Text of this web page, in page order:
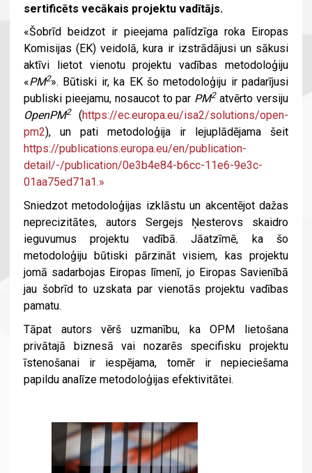
sertificēts vecākais projektu vadītājs.
«Šobrīd beidzot ir pieejama palīdzīga roka Eiropas
Komisijas (EK) veidolā, kura ir izstrādājusi un sākusi
aktīvi lietot vienotu projektu vadības metodoloģiju
«PM2». Būtiski ir, ka EK šo metodoloģiju ir padarījusi
publiski pieejamu, nosaucot to par PM2atvērto versiju
OpenPM2(https://ec.europa.eu/isa2/solutions/open-
pm2), un pati metodoloģija ir lejuplādējama šeit
https://publications.europa.eu/en/publication-
detail/-/publication/0e3b4e84-b6cc-11e6-9e3c-
01aa75ed71a1.»
Sniedzot metodoloģijas izklāstu un akcentējot dažas
neprecizitātes, autors Sergejs Ņesterovs skaidro
ieguvumus projektu vadībā. Jāatzīmē, ka šo
metodoloģiju būtiski pārzināt visiem, kas projektu
jomā sadarbojas Eiropas līmenī, jo Eiropas Savienībā
jau šobrīd to uzskata par vienotās projektu vadības
pamatu.
Tāpat autors vērš uzmanību, ka OPM lietošana
privātajā biznesā vai nozarēs specifisku projektu
īstenošanai ir iespējama, tomēr ir nepieciešama
papildu analīze metodoloģijas efektivitātei.